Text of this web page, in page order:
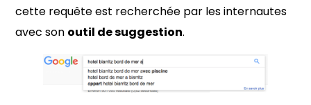
cette requête est recherchée par les internautes
avec son outil de suggestion.